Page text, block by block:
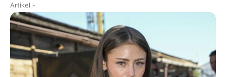
Artikel -